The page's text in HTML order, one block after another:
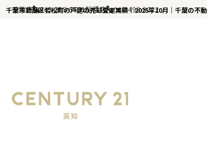
千葉市若葉区若松町の戸建の売却査定実績｜2025年10月｜千葉の不
千葉店 043-285-5651船橋店 047-498-9022
千葉市若葉区若松町